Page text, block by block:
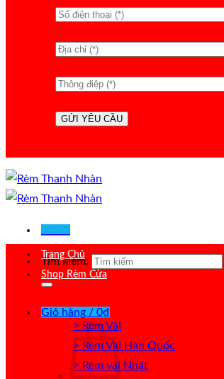
Tìm kiếm:
Giỏ hàng / 0₫
Trang Chủ
Shop Rèm Cửa
> Rèm Vải
> Rèm Vải Hàn Quốc
> Rèm vải Nhật